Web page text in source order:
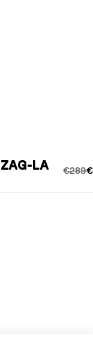
ZAG-LA
€289